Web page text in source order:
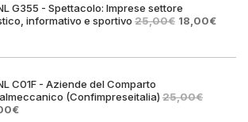
G355 - Spettacolo: Imprese settore
informativo e sportivo 25,00€ Il
era:
18,00€Il
è:
C01F - Aziende del Comparto
(Confimpreseitalia) 25,00€
€Il